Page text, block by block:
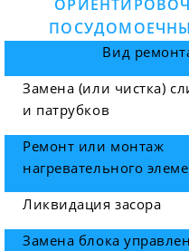
Вид
Замена (или чистка)
и патрубков
Ремонт или монтаж
нагревательного
Ликвидация засора
Замена блока